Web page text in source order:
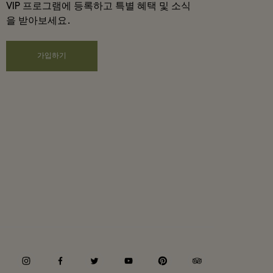
VIP 프로그램에 등록하고 특별 혜택 및 소식
을 받아보세요.
가입하기
instagramfacebooktwitter youtube pinteresttripadvisor